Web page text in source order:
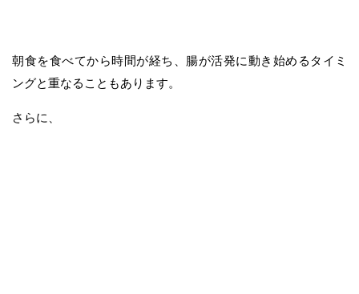
朝食を食べてから時間が経ち、腸が活発に動き始めるタイミ
ングと重なることもあります。
さらに、